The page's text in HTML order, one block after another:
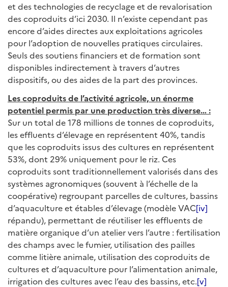
et des technologies de recyclage et de revalorisation
des coproduits d’ici 2030. Il n’existe cependant pas
encore d’aides directes aux exploitations agricoles
pour l’adoption de nouvelles pratiques circulaires.
Seuls des soutiens financiers et de formation sont
disponibles indirectement à travers d’autres
dispositifs, ou des aides de la part des provinces.
Les coproduits de l’activité agricole, un énorme
potentiel permis par une production très diverse… :
Sur un total de 178 millions de tonnes de coproduits,
les effluents d’élevage en représentent 40%, tandis
que les coproduits issus des cultures en représentent
53%, dont 29% uniquement pour le riz. Ces
coproduits sont traditionnellement valorisés dans des
systèmes agronomiques (souvent à l’échelle de la
coopérative) regroupant parcelles de cultures, bassins
d’aquaculture et étables d’élevage (modèle VAC[iv]
répandu), permettant de réutiliser les effluents de
matière organique d’un atelier vers l’autre : fertilisation
des champs avec le fumier, utilisation des pailles
comme litière animale, utilisation des coproduits de
cultures et d’aquaculture pour l’alimentation animale,
irrigation des cultures avec l’eau des bassins, etc.[v]